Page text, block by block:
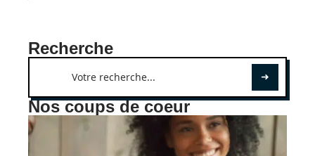
Recherche
Nos coups de coeur